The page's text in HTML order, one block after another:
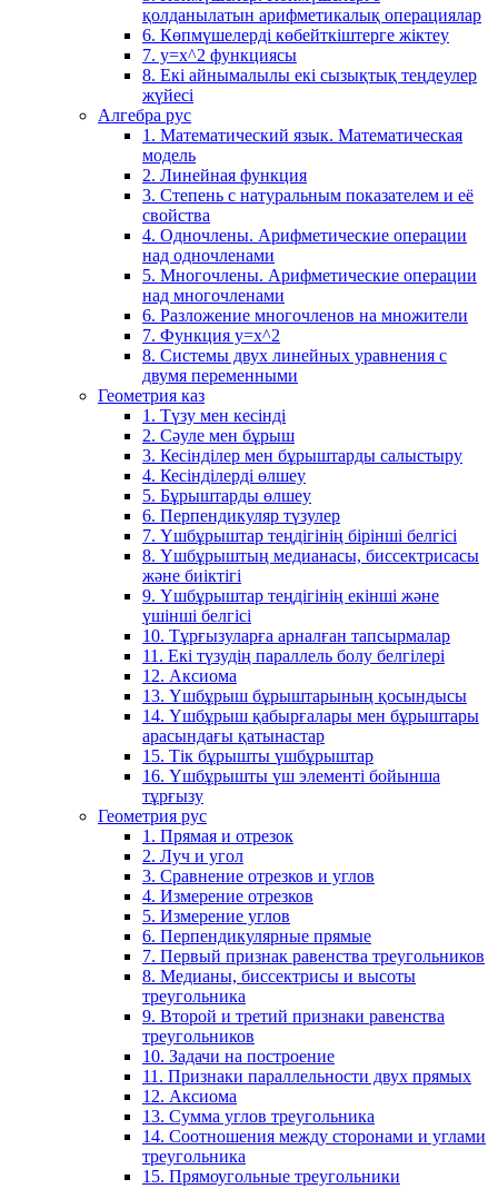
қолданылатын арифметикалық операциялар
6. Көпмүшелерді көбейткіштерге жіктеу
7. у=х^2 функциясы
8. Екі айнымалылы екі сызықтық теңдеулер
жүйесі
Алгебра рус
1. Математический язык. Математическая
модель
2. Линейная функция
3. Степень с натуральным показателем и её
свойства
4. Одночлены. Арифметические операции
над одночленами
5. Многочлены. Арифметические операции
над многочленами
6. Разложение многочленов на множители
7. Функция y=x^2
8. Системы двух линейных уравнения с
двумя переменными
Геометрия каз
1. Түзу мен кесінді
2. Сәуле мен бұрыш
3. Кесінділер мен бұрыштарды салыстыру
4. Кесінділерді өлшеу
5. Бұрыштарды өлшеу
6. Перпендикуляр түзулер
7. Үшбұрыштар теңдігінің бірінші белгісі
8. Үшбұрыштың медианасы, биссектрисасы
және биіктігі
9. Үшбұрыштар теңдігінің екінші және
үшінші белгісі
10. Тұрғызуларға арналған тапсырмалар
11. Екі түзудің параллель болу белгілері
12. Аксиома
13. Үшбұрыш бұрыштарының қосындысы
14. Үшбұрыш қабырғалары мен бұрыштары
арасындағы қатынастар
15. Тік бұрышты үшбұрыштар
16. Үшбұрышты үш элементі бойынша
тұрғызу
Геометрия рус
1. Прямая и отрезок
2. Луч и угол
3. Сравнение отрезков и углов
4. Измерение отрезков
5. Измерение углов
6. Перпендикулярные прямые
7. Первый признак равенства треугольников
8. Медианы, биссектрисы и высоты
треугольника
9. Второй и третий признаки равенства
треугольников
10. Задачи на построение
11. Признаки параллельности двух прямых
12. Аксиома
13. Сумма углов треугольника
14. Соотношения между сторонами и углами
треугольника
15. Прямоугольные треугольники